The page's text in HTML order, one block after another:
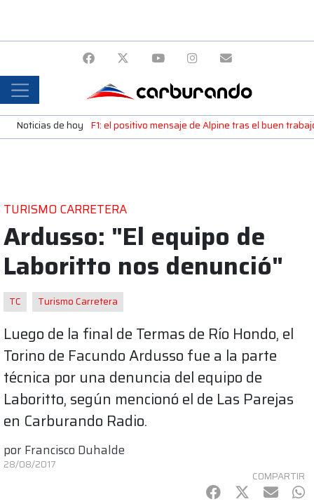
Noticias de hoy F1: el positivo mensaje de Alpine tras el buen
TURISMO CARRETERA
Ardusso: "El equipo de
Laboritto nos denunció"
TC Turismo Carretera
Luego de la final de Termas de Río Hondo, el
Torino de Facundo Ardusso fue a la parte
técnica por una denuncia del equipo de
Laboritto, según mencionó el de Las Parejas
en Carburando Radio.
por Francisco Duhalde
28/08/2017
COMPARTIR
Facebook
Twitter
mail